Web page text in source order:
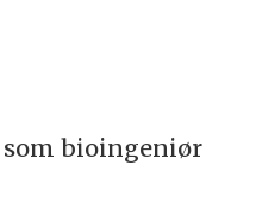
bioingeniør